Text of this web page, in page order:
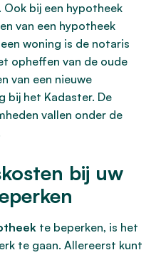
Ook bij een hypotheek
van een hypotheek
woning is de notaris
opheffen van de oude
van een nieuwe
bij het Kadaster. De
vallen onder de
bij uw
te beperken, is het
te gaan. Allereerst kunt